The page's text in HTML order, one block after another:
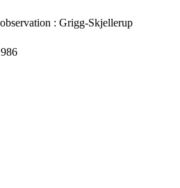
: Grigg-Skjellerup